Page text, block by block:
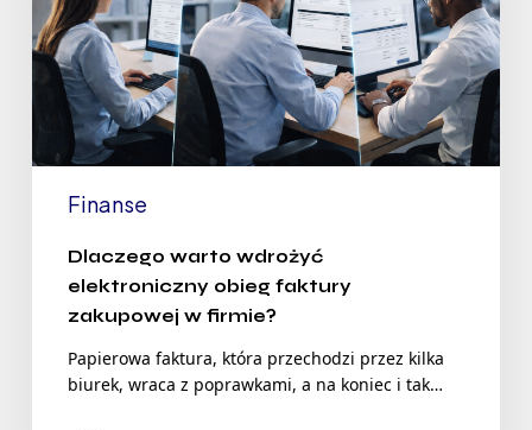
Finanse
Dlaczego warto wdrożyć
elektroniczny obieg faktury
zakupowej w firmie?
Papierowa faktura, która przechodzi przez kilka
biurek, wraca z poprawkami, a na koniec i tak…